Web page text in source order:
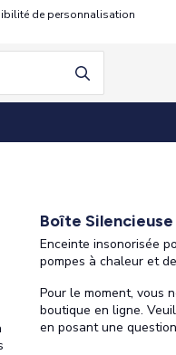
de personnalisation
Boîte
Enceinte insonorisée
pompes à chaleur et
Pour le moment, vous
boutique en ligne.
en posant une